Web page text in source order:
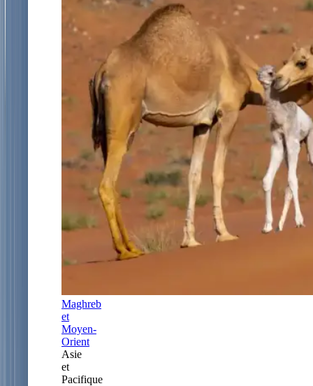
Maghreb
et
Moyen-
Orient
Asie
et
Pacifique